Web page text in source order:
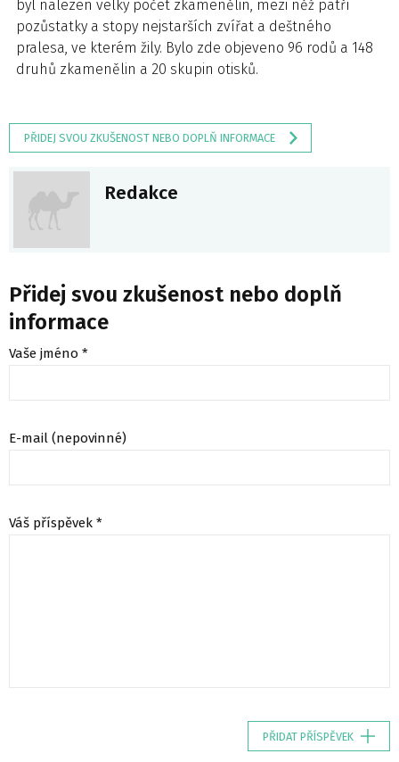
byl nalezen velký počet zkamenělin, mezi něž patří
pozůstatky a stopy nejstarších zvířat a deštného
pralesa, ve kterém žily. Bylo zde objeveno 96 rodů a 148
druhů zkamenělin a 20 skupin otisků.
PŘIDEJ SVOU ZKUŠENOST NEBO DOPLŇ INFORMACE
Redakce
Přidej svou zkušenost nebo doplň
informace
Vaše jméno *
E-mail (nepovinné)
Váš příspěvek *
PŘIDAT PŘÍSPĚVEK